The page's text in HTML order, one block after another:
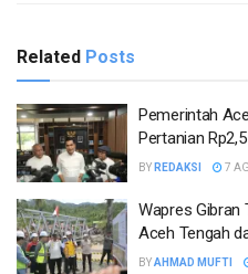
Related Posts
Pemerintah
Pertanian
BY REDAKSI 7
Wapres Gibran
Aceh Tengah
BYAHMAD MUFTI